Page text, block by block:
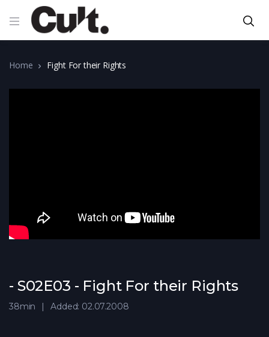
Home Fight For their Rights
- S02E03 - Fight For their Rights
38min Added: 02.07.2008